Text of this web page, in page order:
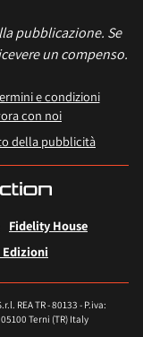
pubblicazione. Se
un compenso.
e condizioni
con noi
della pubblicità
Fidelity House
REA TR - 80133 - P.iva:
Terni (TR) Italy